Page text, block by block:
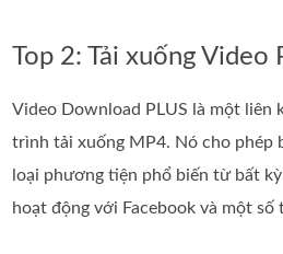
Top 2: Tải xuống Video
Video Download PLUS là một liên
trình tải xuống MP4. Nó cho phép
loại phương tiện phổ biến từ bất
hoạt động với Facebook và một số